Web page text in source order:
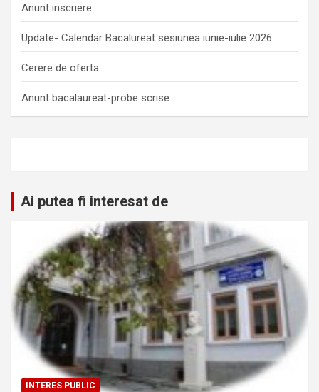
Anunt inscriere
Update- Calendar Bacalureat sesiunea iunie-iulie 2026
Cerere de oferta
Anunt bacalaureat-probe scrise
Ai putea fi interesat de
INTERES PUBLIC